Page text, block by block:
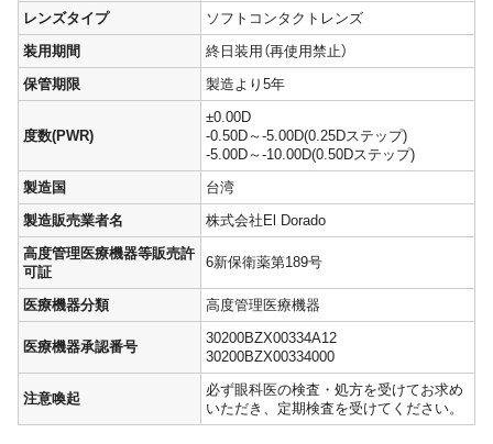
レンズタイプ
ソフトコンタクトレンズ
装用期間
終日装用（再使用禁止）
保管期限
製造より5年
度数(PWR)
±0.00D
-0.50D～-5.00D(0.25Dステップ)
-5.00D～-10.00D(0.50Dステップ)
製造国
台湾
製造販売業者名
株式会社El Dorado
高度管理医療機器等販売許
可証
6新保衛薬第189号
医療機器分類 高度管理医療機器
医療機器承認番号
30200BZX00334A12
30200BZX00334000
注意喚起
必ず眼科医の検査・処方を受けてお求め
いただき、定期検査を受けてください。